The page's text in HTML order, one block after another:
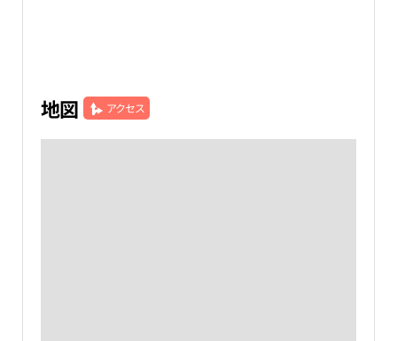
地図 アクセス